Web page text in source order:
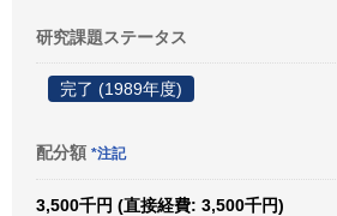
研究課題ステータス
完了 (1989年度)
配分額 *注記
3,500千円 (直接経費: 3,500千円)